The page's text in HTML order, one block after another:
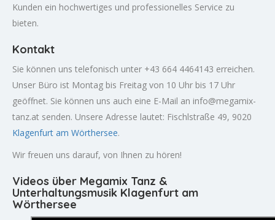
Kunden ein hochwertiges und professionelles Service zu
bieten.
Kontakt
Sie können uns telefonisch unter +43 664 4464143 erreichen.
Unser Büro ist Montag bis Freitag von 10 Uhr bis 17 Uhr
geöffnet. Sie können uns auch eine E-Mail an info@megamix-
tanz.at senden. Unsere Adresse lautet: Fischlstraße 49, 9020
Klagenfurt am Wörthersee.
Wir freuen uns darauf, von Ihnen zu hören!
Videos über Megamix Tanz &
Unterhaltungsmusik Klagenfurt am
Wörthersee